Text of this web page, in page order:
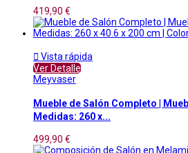
419,90 €
 Vista rápida
Ver Detalle
Meyvaser
Mueble de Salón Completo |
Medidas: 260 x...
499,90 €